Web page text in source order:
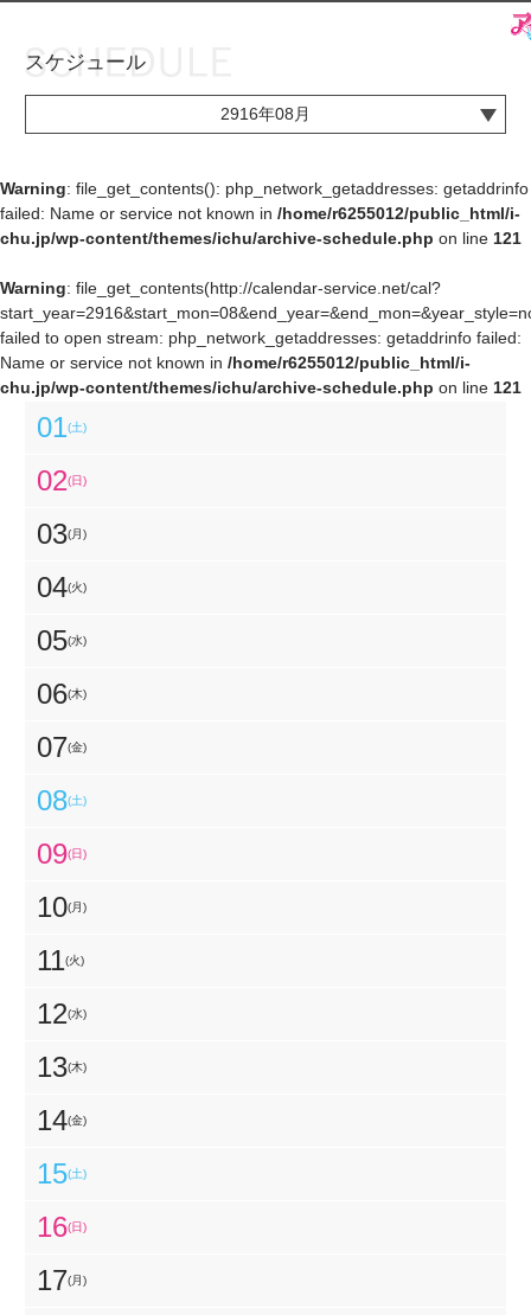
アイ★チュウとは
ユニット&キャラクター
ミュージック
グッズ・本
ギャラリー
お知らせ
アイ★チュウとは
イベント・キャンペーン
ミュージック
グッズ・本
スケジュール
2916年08月
Warning: file_get_contents(): php_network_getaddresses: getaddrinfo
failed: Name or service not known in /home/r6255012/public_html/i-
chu.jp/wp-content/themes/ichu/archive-schedule.php on line 121
Warning: file_get_contents(http://calendar-service.net/cal?
failed to open stream: php_network_getaddresses: getaddrinfo failed:
Name or service not known in /home/r6255012/public_html/i-
chu.jp/wp-content/themes/ichu/archive-schedule.php on line 121
01(土)
02(日)
03(月)
04(火)
05(水)
06(木)
07(金)
08(土)
09(日)
10(月)
11(火)
12(水)
13(木)
14(金)
15(土)
16(日)
17(月)